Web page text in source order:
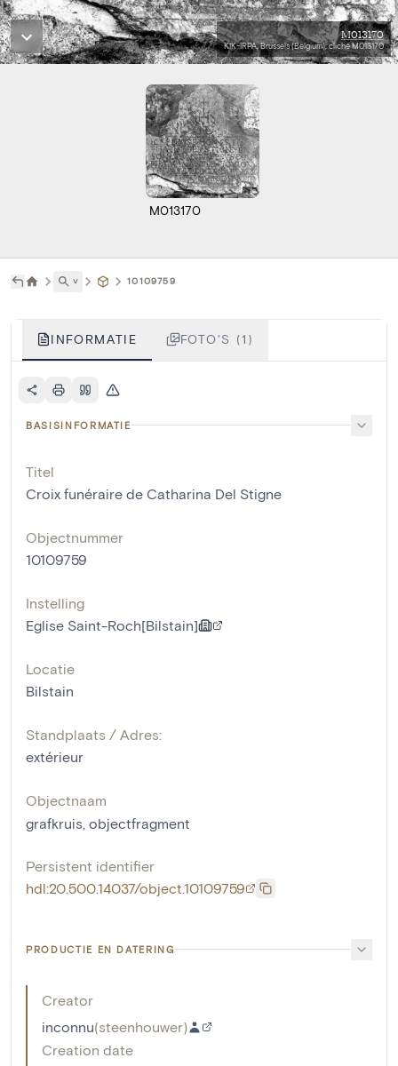
M013170
KIK-IRPA, Brussels (Belgium), cliché M013170
M013170
˅ 10109759
INFORMATIE FOTO'S (1)
BASISINFORMATIE
Titel
Croix funéraire de Catharina Del Stigne
Objectnummer
10109759
Instelling
Eglise Saint-Roch[Bilstain]
Locatie
Bilstain
Standplaats / Adres:
extérieur
Objectnaam
grafkruis objectfragment
Persistent identifier
hdl:20.500.14037/object.10109759
PRODUCTIE EN DATERING
Creator
inconnu(steenhouwer)
Creation date